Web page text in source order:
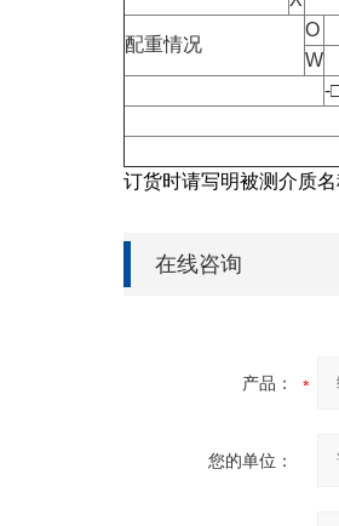
配重情况
O
W
-
订货时请写明被测介质
在线咨询
产品：
您的单位：